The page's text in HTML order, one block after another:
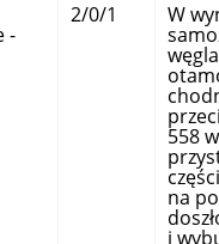
-
2/0/1 W
558 w
na
i